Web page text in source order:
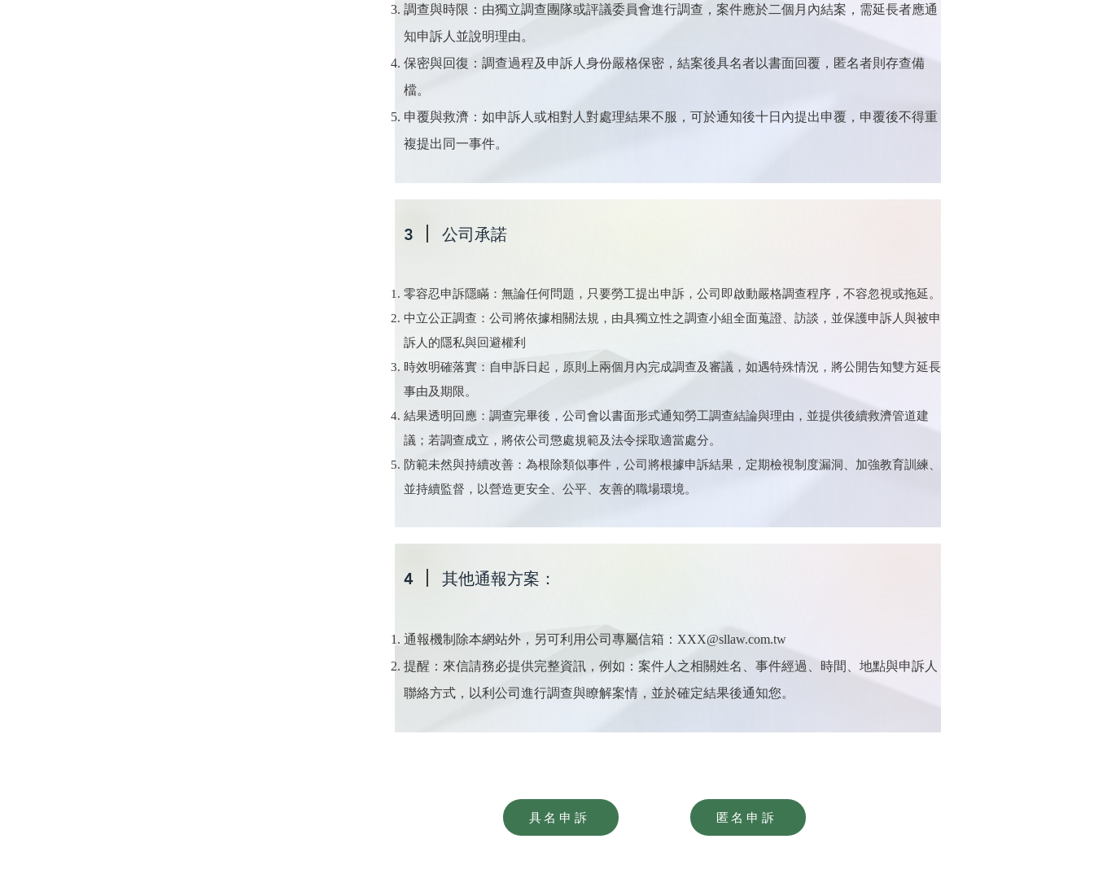
調查與時限：由獨立調查團隊或評議委員會進行調查，案件應於二個月內結案，需延長者應通
知申訴人並說明理由。
保密與回復：調查過程及申訴人身份嚴格保密，結案後具名者以書面回覆，匿名者則存查備
檔。
申覆與救濟：如申訴人或相對人對處理結果不服，可於通知後十日內提出申覆，申覆後不得重
複提出同一事件。
3 ​公司承諾
零容忍申訴隱瞞：無論任何問題，只要勞工提出申訴，公司即啟動嚴格調查程序，不容忽視或拖延。
中立公正調查：公司將依據相關法規，由具獨立性之調查小組全面蒐證、訪談，並保護申訴人與被申
訴人的隱私與回避權利
時效明確落實：自申訴日起，原則上兩個月內完成調查及審議，如遇特殊情況，將公開告知雙方延長
事由及期限。
結果透明回應：調查完畢後，公司會以書面形式通知勞工調查結論與理由，並提供後續救濟管道建
議；若調查成立，將依公司懲處規範及法令採取適當處分。
防範未然與持續改善：為根除類似事件，公司將根據申訴結果，定期檢視制度漏洞、加強教育訓練、
並持續監督，以營造更安全、公平、友善的職場環境。
4 其他通報方案：
通報機制除本網站外，另可利用公司專屬信箱： XXX@sllaw.com.tw
​提醒：來信請務必提供完整資訊，例如：案件人之相關姓名、事件經過、時間、地點與申訴人
聯絡方式，以利公司進行調查與瞭解案情，並於確定結果後通知您。
具名申訴 匿名申訴